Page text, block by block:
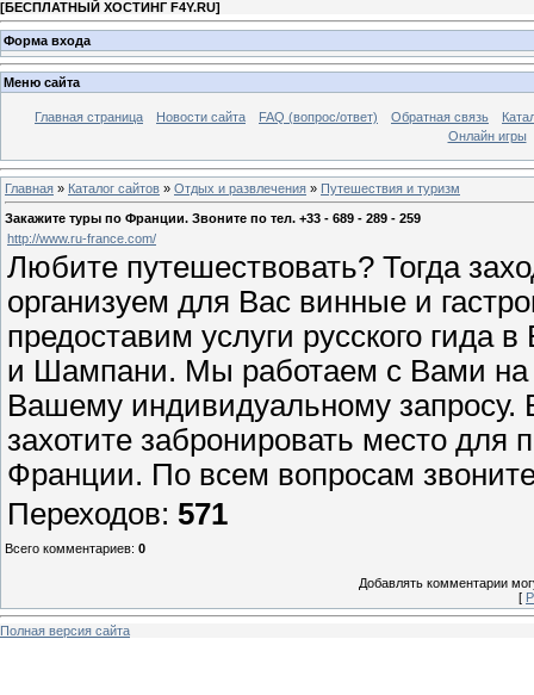
[БЕСПЛАТНЫЙ ХОСТИНГ F4Y.RU]
Форма входа
Меню сайта
Главная страница Новости сайта FAQ (вопрос/ответ) Обратная связь
Онлайн игры
Главная » Каталог сайтов » Отдых и развлечения » Путешествия и туризм
Закажите туры по Франции. Звоните по тел. +33 - 689 - 289 - 259
http://www.ru-france.com/
Любите путешествовать? Тогда
организуем для Вас винные и
предоставим услуги русского гида
и Шампани. Мы работаем с Вами на
Вашему индивидуальному запросу.
захотите забронировать место
Франции. По всем вопросам
Переходов: 571
Всего комментариев: 0
Добавлять комментарии
[
Полная версия сайта